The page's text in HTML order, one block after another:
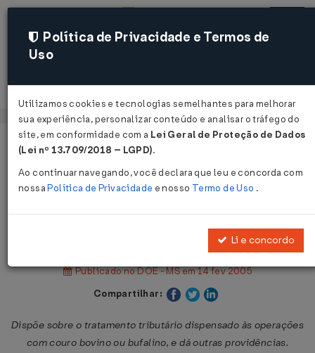
Acessar
Página Inicial
Legislações
Decreto Nº 11796 DE 11/02/2005
Publicado no DOE - MS em 14 fev 2005
Compartilhar:
Dispõe sobre o tratamento tributário dispensado às operações
com couro bovino ou bufalino, e dá outras providências.
Política de Privacidade e Termos de
Uso
Utilizamos cookies e tecnologias semelhantes para melhorar
sua experiência, personalizar conteúdo e analisar o tráfego do
site, em conformidade com a Lei Geral de Proteção de Dados
(Lei nº 13.709/2018 – LGPD).
Ao continuar navegando, você declara que leu e concorda com
nossaPolítica de Privacidade e nosso Termo de Uso .
Li e concordo